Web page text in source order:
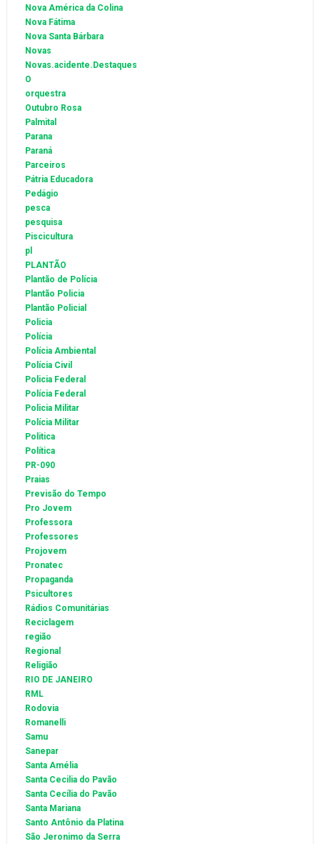
Nova América da Colina
Nova Fátima
Nova Santa Bárbara
Novas
Novas.acidente.Destaques
O
orquestra
Outubro Rosa
Palmital
Parana
Paraná
Parceiros
Pátria Educadora
Pedágio
pesca
pesquisa
Piscicultura
pl
PLANTÃO
Plantão de Polícia
Plantão Policia
Plantão Policial
Policia
Polícia
Polícia Ambiental
Polícia Civil
Policia Federal
Polícia Federal
Policia Militar
Polícia Militar
Politica
Política
PR-090
Praias
Previsão do Tempo
Pro Jovem
Professora
Professores
Projovem
Pronatec
Propaganda
Psicultores
Rádios Comunitárias
Reciclagem
região
Regional
Religião
RIO DE JANEIRO
RML
Rodovia
Romanelli
Samu
Sanepar
Santa Amélia
Santa Cecilia do Pavão
Santa Cecília do Pavão
Santa Mariana
Santo Antônio da Platina
São Jeronimo da Serra